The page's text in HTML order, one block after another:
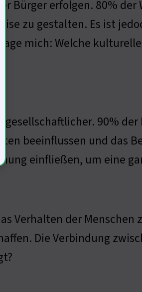
Bürger erfolgen. 80%
zu gestalten. Es ist
mich: Welche
90%
beeinflussen und das
einfließen, um eine
Verhalten der
Die Verbindung